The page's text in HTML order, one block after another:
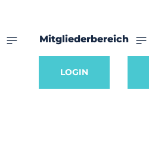
Mitgliederbereich
LOGIN